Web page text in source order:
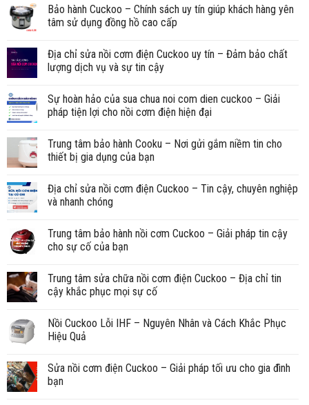
Bảo hành Cuckoo – Chính sách uy tín giúp khách hàng yên
tâm sử dụng đồng hồ cao cấp
Địa chỉ sửa nồi cơm điện Cuckoo uy tín – Đảm bảo chất
lượng dịch vụ và sự tin cậy
Sự hoàn hảo của sua chua noi com dien cuckoo – Giải
pháp tiện lợi cho nồi cơm điện hiện đại
Trung tâm bảo hành Cooku – Nơi gửi gắm niềm tin cho
thiết bị gia dụng của bạn
Địa chỉ sửa nồi cơm điện Cuckoo – Tin cậy, chuyên nghiệp
và nhanh chóng
Trung tâm bảo hành nồi cơm Cuckoo – Giải pháp tin cậy
cho sự cố của bạn
Trung tâm sửa chữa nồi cơm điện Cuckoo – Địa chỉ tin
cậy khắc phục mọi sự cố
Nồi Cuckoo Lỗi IHF – Nguyên Nhân và Cách Khắc Phục
Hiệu Quả
Sửa nồi cơm điện Cuckoo – Giải pháp tối ưu cho gia đình
bạn